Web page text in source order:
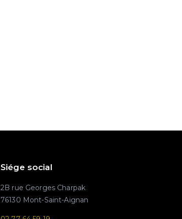
Siége social
2B rue Georges Charpak
76130 Mont-Saint-Aignan